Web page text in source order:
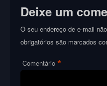
Deixe um
O seu endereço de e-mail
obrigatórios são marcados
Comentário *